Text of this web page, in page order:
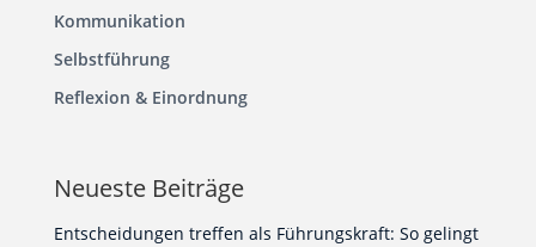
Kommunikation
Selbstführung
Reflexion & Einordnung
Neueste Beiträge
Entscheidungen treffen als Führungskraft: So gelingt